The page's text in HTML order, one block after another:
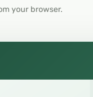
your browser.